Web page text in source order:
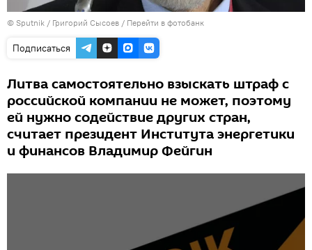
© Sputnik / Григорий Сысоев / Перейти в фотобанк
Подписаться
Литва самостоятельно взыскать штраф с
российской компании не может, поэтому
ей нужно содействие других стран,
считает президент Института энергетики
и финансов Владимир Фейгин